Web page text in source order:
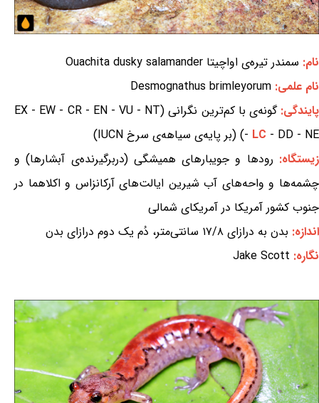
نام: سمندر تیره‌ی اواچیتا Ouachita dusky salamander
نام علمی: Desmognathus brimleyorum
پایندگی:
گونه‌ی با کم‌ترین نگرانی (EX - EW - CR - EN - VU - NT
- LC - DD - NE) (بر پایه‌ی سیاهه‌ی سرخ IUCN)
زیستگاه: رودها و جویبارهای همیشگی (دربرگیرنده‌ی آبشارها) و
چشمه‌ها و واحه‌های آب شیرین ایالت‌های آرکانزاس و اکلاهما در
جنوب کشور آمریکا در آمریکای شمالی
اندازه: بدن به درازای ۱۷/۸ سانتی‌متر، دُم یک دوم درازای بدن
نگاره: Jake Scott